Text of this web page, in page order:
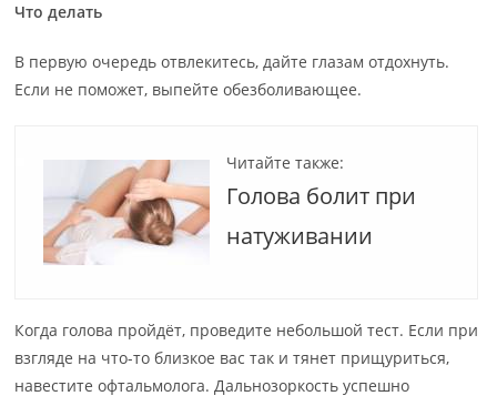
Что делать
В первую очередь отвлекитесь, дайте глазам отдохнуть.
Если не поможет, выпейте обезболивающее.
Читайте также:
Голова болит при
натуживании
Когда голова пройдёт, проведите небольшой тест. Если при
взгляде на что-то близкое вас так и тянет прищуриться,
навестите офтальмолога. Дальнозоркость успешно